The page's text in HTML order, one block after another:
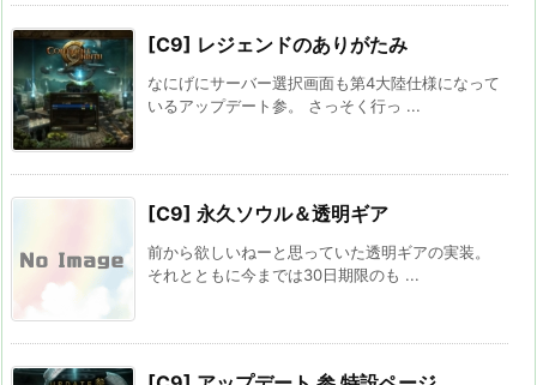
[C9] レジェンドのありがたみ
なにげにサーバー選択画面も第4大陸仕様になって
いるアップデート参。 さっそく行っ ...
[C9] 永久ソウル＆透明ギア
前から欲しいねーと思っていた透明ギアの実装。
それとともに今までは30日期限のも ...